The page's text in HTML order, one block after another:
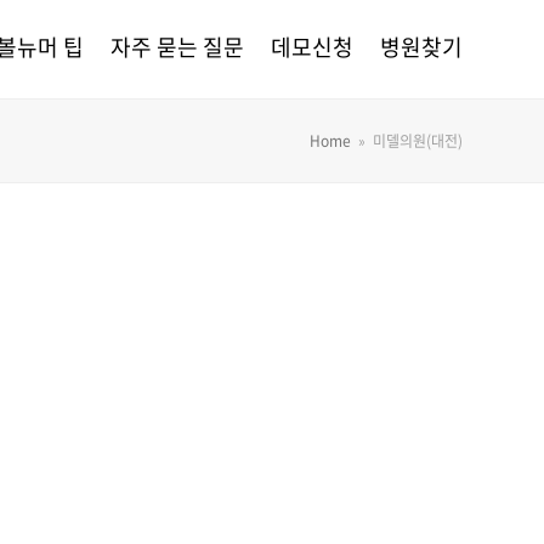
뉴머 팁 자주 묻는 질문 데모신청 병원찾기
Home » 미델의원(대전)